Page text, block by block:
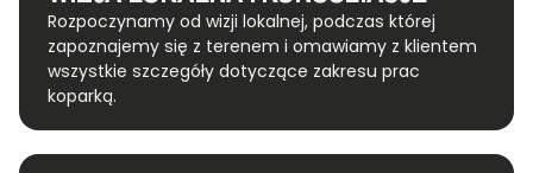
Rozpoczynamy od wizji lokalnej, podczas której
zapoznajemy się z terenem i omawiamy z klientem
wszystkie szczegóły dotyczące zakresu prac
koparką.